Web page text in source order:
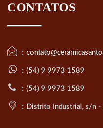
CONTATOS
(54) 9 9973 1589
(54) 9 9973 1589
Distrito Industrial, s/n -